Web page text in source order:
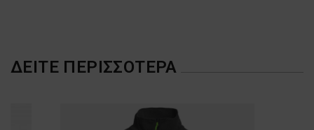
ΔΕΊΤΕ ΠΕΡΙΣΣΌΤΕΡΑ